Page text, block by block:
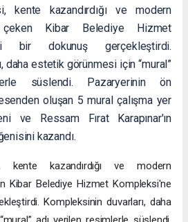
kente kazandırdığı ve modern
Kibar Belediye Hizmet
bir dokunuş gerçekleştirdi.
daha estetik görünmesi için “mural”
süslendi. Pazaryerinin ön
oluşan 5 mural çalışma yer
ve Ressam Fırat Karapınar'ın
kazandı.
kente kazandırdığı ve modern
Kibar Belediye Hizmet Kompleksi'ne
Kompleksinin duvarları, daha